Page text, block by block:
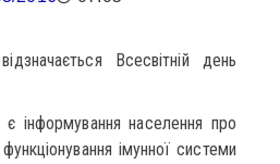
Всесвітній день
інформування населення про
імунної системи